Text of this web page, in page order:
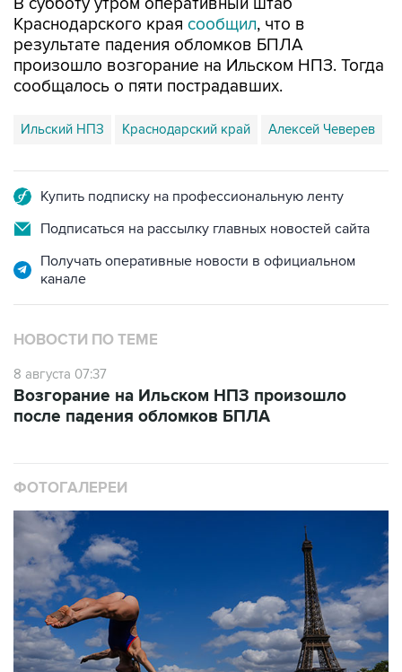
Краснодарского края сообщил, что в
результате падения обломков БПЛА
произошло возгорание на Ильском НПЗ. Тогда
сообщалось о пяти пострадавших.
Ильский НПЗ Краснодарский край Алексей Чеверев
Купить подписку на профессиональную ленту
Подписаться на рассылку главных новостей сайта
Получать оперативные новости в официальном
канале
НОВОСТИ ПО ТЕМЕ
8 августа 07:37
Возгорание на Ильском НПЗ произошло
после падения обломков БПЛА
ФОТОГАЛЕРЕИ